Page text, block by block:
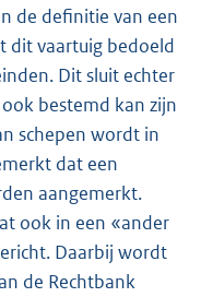
de definitie van een
dit vaartuig bedoeld
Dit sluit echter
bestemd kan zijn
schepen wordt in
dat een
aangemerkt.
ook in een «ander
Daarbij wordt
de Rechtbank